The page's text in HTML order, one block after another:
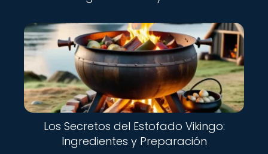
Los Secretos del Estofado Vikingo:
Ingredientes y Preparación